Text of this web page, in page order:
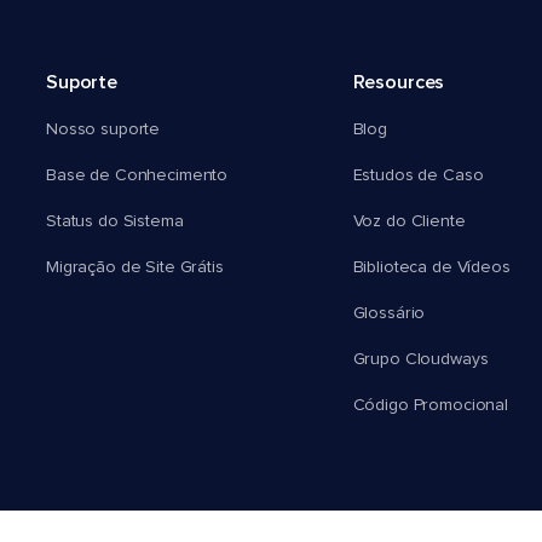
Suporte
Nosso suporte
Base de Conhecimento
Status do Sistema
Migração de Site Grátis
Resources
Blog
Estudos de Caso
Voz do Cliente
Biblioteca de Vídeos
Glossário
Grupo Cloudways
Código Promocional